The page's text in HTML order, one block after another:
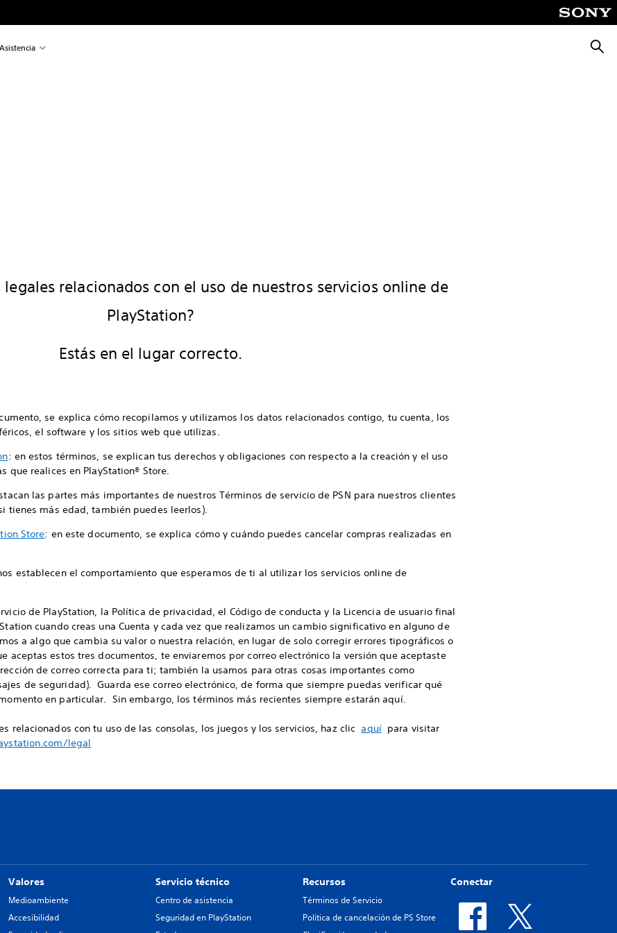
Asistencia
legales relacionados con el uso de nuestros servicios online de
PlayStation?
Estás en el lugar correcto.
se explica cómo recopilamos y utilizamos los datos relacionados contigo, tu cuenta, los
el software y los sitios web que utilizas.
: en estos términos, se explican tus derechos y obligaciones con respecto a la creación y el uso
que realices en PlayStation® Store.
las partes más importantes de nuestros Términos de servicio de PSN para nuestros clientes
tienes más edad, también puedes leerlos).
Store: en este documento, se explica cómo y cuándo puedes cancelar compras realizadas en
establecen el comportamiento que esperamos de ti al utilizar los servicios online de
de PlayStation, la Política de privacidad, el Código de conducta y la Licencia de usuario final
cuando creas una Cuenta y cada vez que realizamos un cambio significativo en alguno de
a algo que cambia su valor o nuestra relación, en lugar de solo corregir errores tipográficos o
aceptas estos tres documentos, te enviaremos por correo electrónico la versión que aceptaste
de correo correcta para ti; también la usamos para otras cosas importantes como
de seguridad). Guarda ese correo electrónico, de forma que siempre puedas verificar qué
en particular. Sin embargo, los términos más recientes siempre estarán aquí.
relacionados con tu uso de las consolas, los juegos y los servicios, haz clicaquípara visitar
legal
Valores
Medioambiente
Accesibilidad
Servicio técnico
Centro de asistencia
Seguridad en PlayStation
Recursos
Términos de Servicio
Política de cancelación de PS Store
Conectar